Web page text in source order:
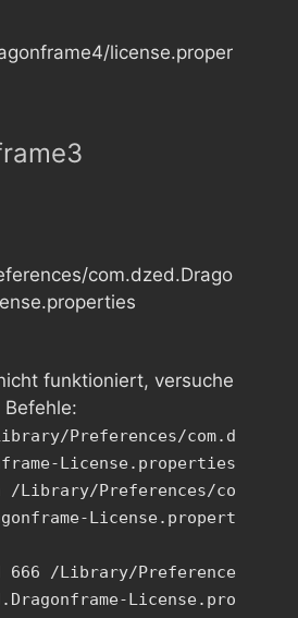
license.proper
com.dzed.Drago
funktioniert, versuche
Befehle:
Preferences/com.d
License.properties
/Library/Preferences/co
License.propert
666 /Library/Preference
License.pro